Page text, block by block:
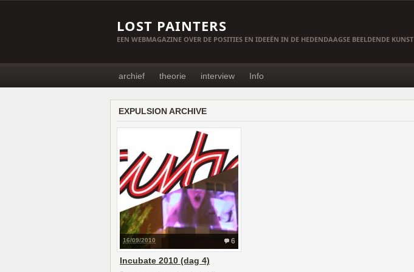
LOST PAINTERS
EEN WEBMAGAZINE OVER DE POSITIES EN IDEEËN IN DE HEDENDAAGSE BEELDENDE KUNST
archief theorie interview Info
EXPULSION ARCHIVE
6
16/09/2010
Incubate 2010 (dag 4)